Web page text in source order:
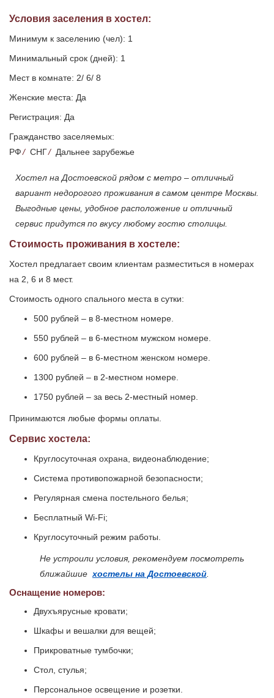
Условия заселения в хостел:
Минимум к заселению (чел): 1
Минимальный срок (дней): 1
Мест в комнате: 2/ 6/ 8
Женские места: Да
Регистрация: Да
Гражданство заселяемых:
РФ/ СНГ/ Дальнее зарубежье
Хостел на Достоевской рядом с метро – отличный
вариант недорогого проживания в самом центре Москвы.
Выгодные цены, удобное расположение и отличный
сервис придутся по вкусу любому гостю столицы.
Стоимость проживания в хостеле:
Хостел предлагает своим клиентам разместиться в номерах
на 2, 6 и 8 мест.
Стоимость одного спального места в сутки:
500 рублей – в 8-местном номере.
550 рублей – в 6-местном мужском номере.
600 рублей – в 6-местном женском номере.
1300 рублей – в 2-местном номере.
1750 рублей – за весь 2-местный номер.
Принимаются любые формы оплаты.
Сервис хостела:
Круглосуточная охрана, видеонаблюдение;
Система противопожарной безопасности;
Регулярная смена постельного белья;
Бесплатный Wi-Fi;
Круглосуточный режим работы.
Не устроили условия, рекомендуем посмотреть
ближайшиехостелы на Достоевской.
Оснащение номеров:
Двухъярусные кровати;
Шкафы и вешалки для вещей;
Прикроватные тумбочки;
Стол, стулья;
Персональное освещение и розетки.